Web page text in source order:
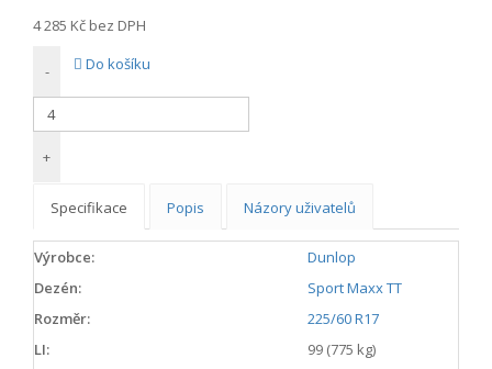
4 285 Kč bez DPH
-
+
Do košíku
Specifikace Popis Názory uživatelů
Výrobce:
Dunlop
Dezén:
Sport Maxx TT
Rozměr:
225/60 R17
LI:
99 (775 kg)